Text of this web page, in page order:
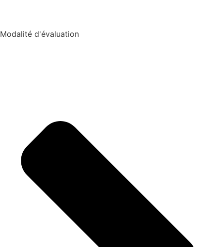
Modalité d'évaluation